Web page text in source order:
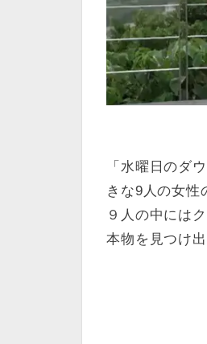
「水曜日のダ
きな9人の女性
９人の中には
本物を見つけ